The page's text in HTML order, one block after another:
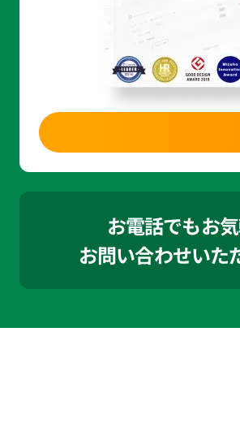
お電話でもお
お問い合わせいた